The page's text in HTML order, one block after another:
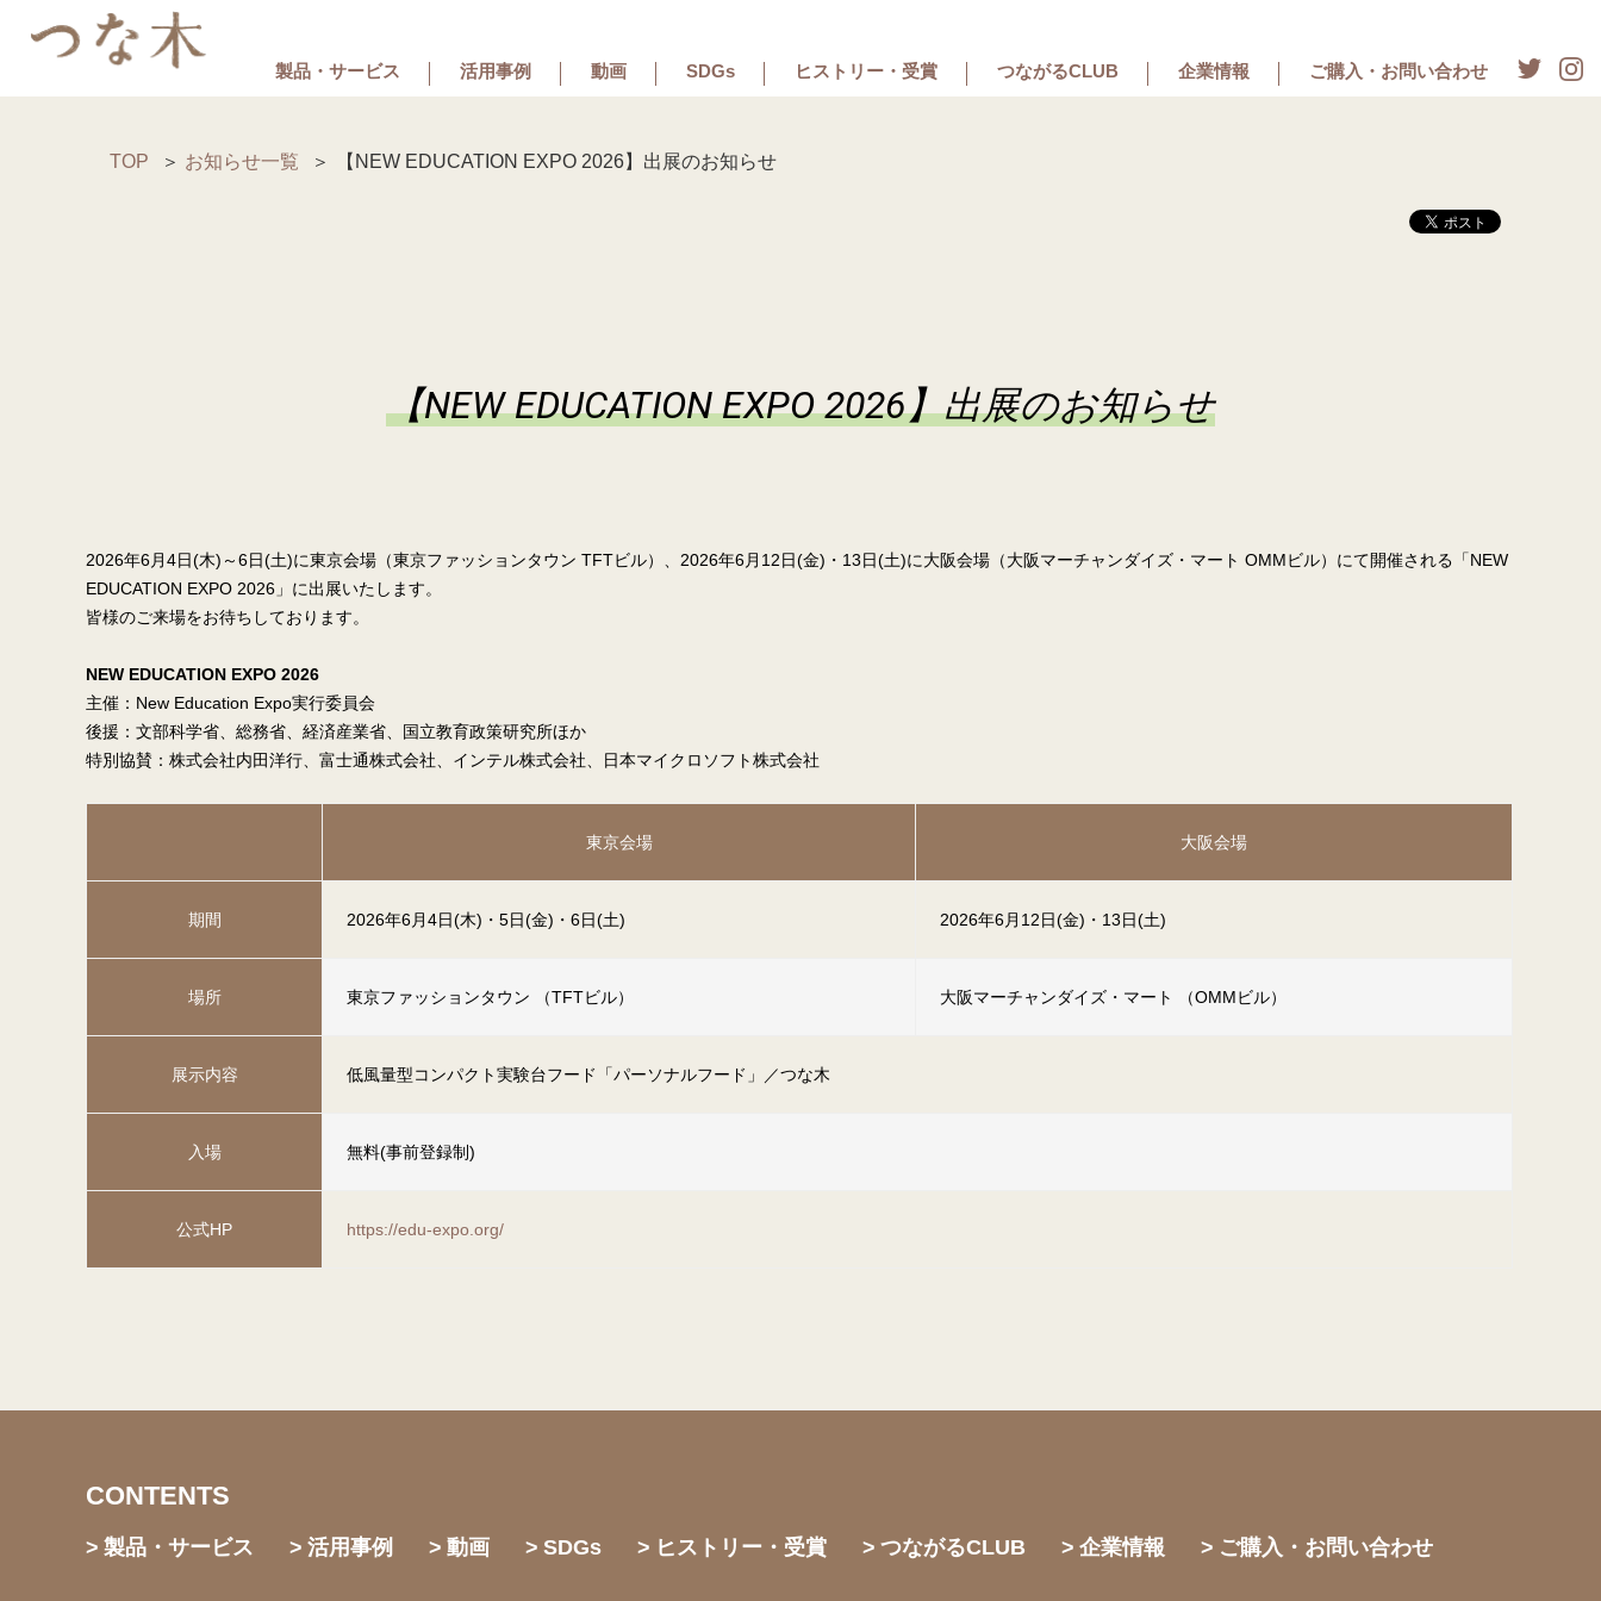
製品・サービス 活用事例 動画 SDGs ヒストリー・受賞 つながるCLUB 企業情報 ご購入・お問い合わせ
TOP お知らせ一覧 【NEW EDUCATION EXPO 2026】出展のお知らせ
【NEW EDUCATION EXPO 2026】出展のお知らせ
2026年6月4日(木)～6日(土)に東京会場（東京ファッションタウン TFTビル）、2026年6月12日(金)・13日(土)に大阪会場（大阪マーチャンダイズ・マート OMMビル）にて開催される「NEW
EDUCATION EXPO 2026」に出展いたします。
皆様のご来場をお待ちしております。
NEW EDUCATION EXPO 2026
主催：New Education Expo実行委員会
後援：文部科学省、総務省、経済産業省、国立教育政策研究所ほか
特別協賛：株式会社内田洋行、富士通株式会社、インテル株式会社、日本マイクロソフト株式会社
東京会場 大阪会場
期間 2026年6月4日(木)・5日(金)・6日(土) 2026年6月12日(金)・13日(土)
場所 東京ファッションタウン （TFTビル） 大阪マーチャンダイズ・マート （OMMビル）
展示内容 低風量型コンパクト実験台フード「パーソナルフード」／つな木
入場 無料(事前登録制)
公式HP https://edu-expo.org/
CONTENTS
製品・サービス 活用事例 動画 SDGs ヒストリー・受賞 つながるCLUB 企業情報 ご購入・お問い合わせ